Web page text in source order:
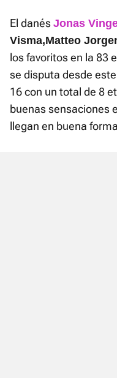
El danés Jonas
Visma,Matteo
los favoritos en la 83
se disputa desde
16 con un total de 8
buenas sensaciones
llegan en buena